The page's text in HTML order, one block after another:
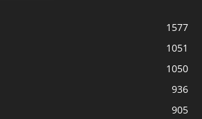
1577
1051
1050
936
905